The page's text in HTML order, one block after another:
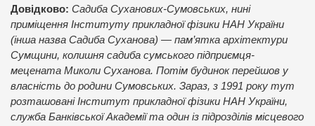
Довідково: Садиба Суханових-Сумовських, нині
приміщення Інституту прикладної фізики НАН України
(інша назва Садиба Суханова) — пам’ятка архітектури
Сумщини, колишня садиба сумського підприємця-
мецената Миколи Суханова. Потім будинок перейшов у
власність до родини Сумовських. Зараз, з 1991 року тут
розташовані Інститут прикладної фізики НАН України,
служба Банківської Академії та один із підрозділів місцевого